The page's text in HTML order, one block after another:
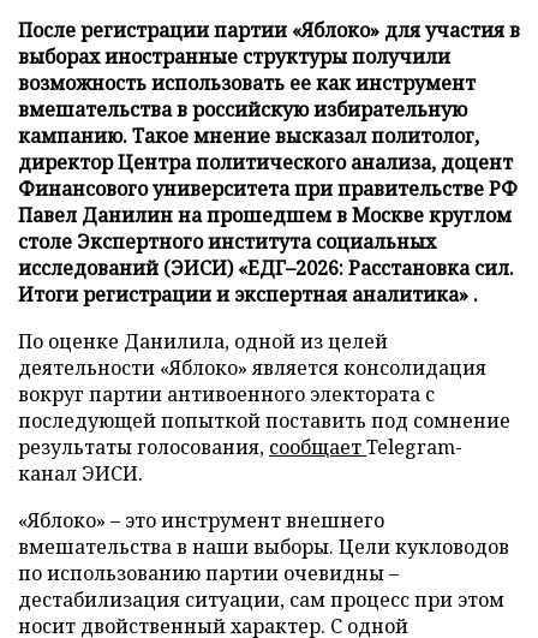
После регистрации партии «Яблоко» для участия в
выборах иностранные структуры получили
возможность использовать ее как инструмент
вмешательства в российскую избирательную
кампанию. Такое мнение высказал политолог,
директор Центра политического анализа, доцент
Финансового университета при правительстве РФ
Павел Данилин на прошедшем в Москве круглом
столе Экспертного института социальных
исследований (ЭИСИ) «ЕДГ–2026: Расстановка сил.
Итоги регистрации и экспертная аналитика» .
По оценке Данилила, одной из целей
деятельности «Яблоко» является консолидация
вокруг партии антивоенного электората с
последующей попыткой поставить под сомнение
результаты голосования, сообщаетTelegram-
канал ЭИСИ.
«Яблоко» – это инструмент внешнего
вмешательства в наши выборы. Цели кукловодов
по использованию партии очевидны –
дестабилизация ситуации, сам процесс при этом
носит двойственный характер. С одной